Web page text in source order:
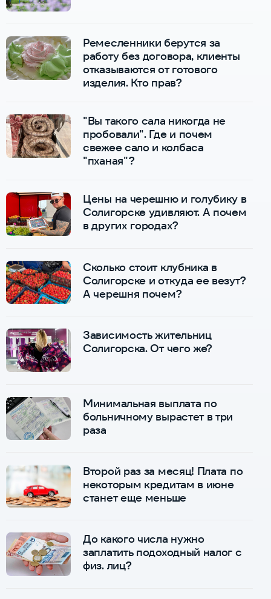
Ремесленники берутся за
работу без договора, клиенты
отказываются от готового
изделия. Кто прав?
"Вы такого сала никогда не
пробовали". Где и почем
свежее сало и колбаса
"пханая"?
Цены на черешню и голубику в
Солигорске удивляют. А почем
в других городах?
Сколько стоит клубника в
Солигорске и откуда ее везут?
А черешня почем?
Зависимость жительниц
Солигорска. От чего же?
Минимальная выплата по
больничному вырастет в три
раза
Второй раз за месяц! Плата по
некоторым кредитам в июне
станет еще меньше
До какого числа нужно
заплатить подоходный налог с
физ. лиц?